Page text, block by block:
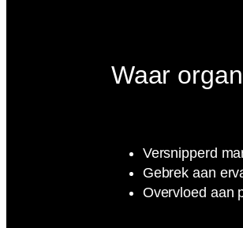
Waar
Versnipperd
Gebrek aan
Overvloed aan